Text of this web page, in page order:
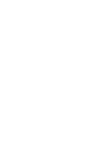
og
alle
og
til dig,